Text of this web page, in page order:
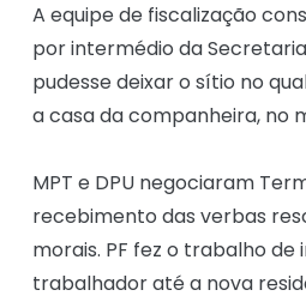
A equipe de fiscalização
por intermédio da
pudesse deixar o sítio no
a casa da companheira, no
MPT e DPU negociaram
recebimento das verbas
morais. PF fez o trabalho
trabalhador até a nova